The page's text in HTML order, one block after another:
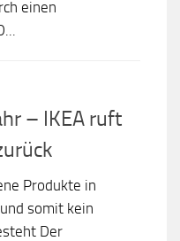
einen
– IKEA ruft
Produkte in
somit kein
Der